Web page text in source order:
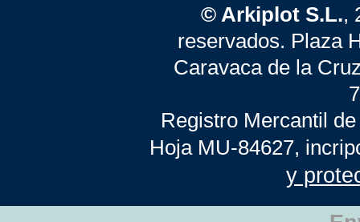
© Arkiplot S.L.,
reservados. Plaza
Caravaca de la
Registro Mercantil
Hoja MU-84627,
y